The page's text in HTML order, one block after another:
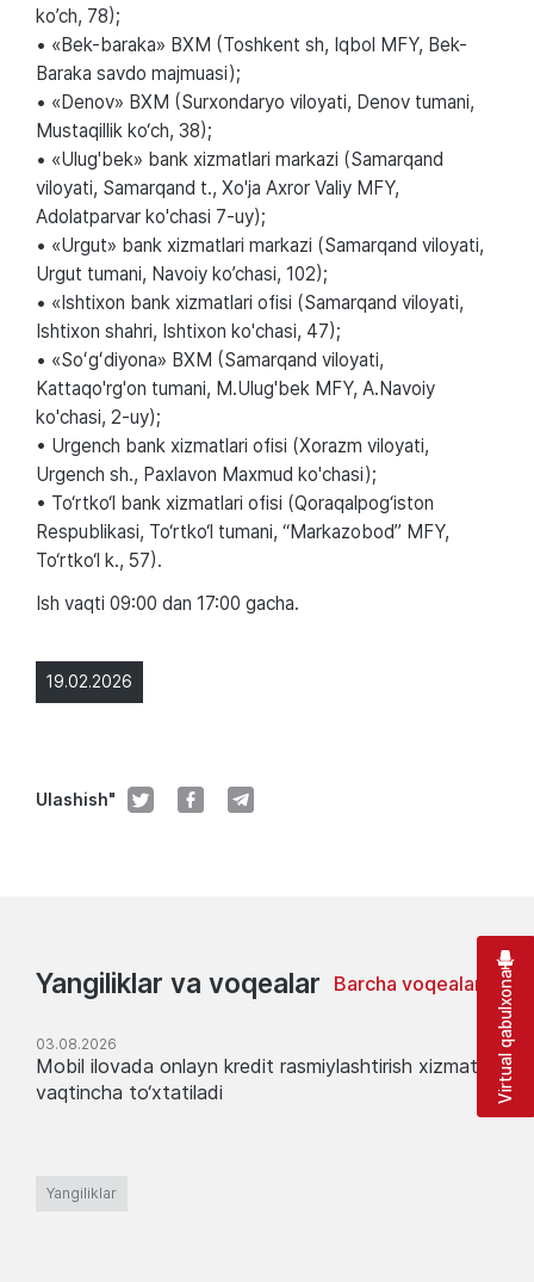
19.02.2026
Ulashish"
ko’ch, 78);
• «Bek-baraka» BXM (Toshkent sh, Iqbol MFY, Bek-
Baraka savdo majmuasi);
• «Denov» BXM (Surxondaryo viloyati, Denov tumani,
Mustaqillik ko‘ch, 38);
• «Ulug'bek» bank xizmatlari markazi (Samarqand
viloyati, Samarqand t., Xo'ja Axror Valiy MFY,
Adolatparvar ko'chasi 7-uy);
• «Urgut» bank xizmatlari markazi (Samarqand viloyati,
Urgut tumani, Navoiy ko’chasi, 102);
• «Ishtixon bank xizmatlari ofisi (Samarqand viloyati,
Ishtixon shahri, Ishtixon ko'chasi, 47);
• «Soʻgʻdiyona» BXM (Samarqand viloyati,
Kattaqo'rg'on tumani, M.Ulug'bek MFY, A.Navoiy
ko'chasi, 2-uy);
• Urgench bank xizmatlari ofisi (Xorazm viloyati,
Urgench sh., Paxlavon Maxmud ko'chasi);
• To‘rtko‘l bank xizmatlari ofisi (Qoraqalpog‘iston
Respublikasi, To‘rtko‘l tumani, “Markazobod” MFY,
To‘rtko‘l k., 57).
Ish vaqti 09:00 dan 17:00 gacha.
Yangiliklar va voqealar Barcha voqealar
03.08.2026
Mobil ilovada onlayn kredit rasmiylashtirish xizmati
vaqtincha to‘xtatiladi
Yangiliklar
Virtual qabulxona